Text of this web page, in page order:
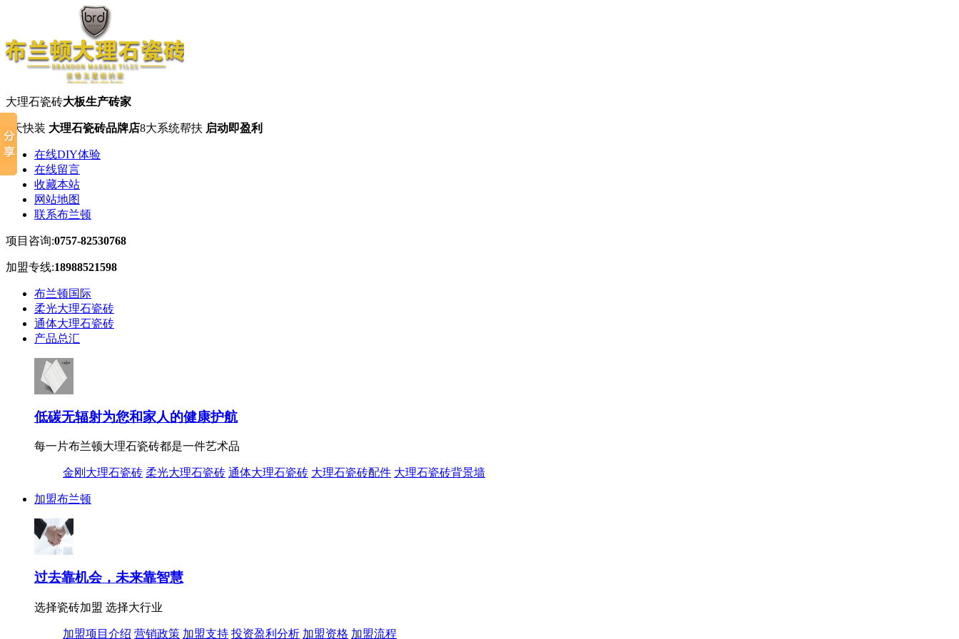
大理石瓷砖大板生产砖家
7天快装 大理石瓷砖品牌店8大系统帮扶 启动即盈利
在线DIY体验
在线留言
收藏本站
网站地图
联系布兰顿
项目咨询:0757-82530768
加盟专线:18988521598
布兰顿国际
柔光大理石瓷砖
通体大理石瓷砖
产品总汇
低碳无辐射为您和家人的健康护航
每一片布兰顿大理石瓷砖都是一件艺术品
金刚大理石瓷砖 柔光大理石瓷砖 通体大理石瓷砖 大理石瓷砖配件 大理石瓷砖背景墙
加盟布兰顿
过去靠机会，未来靠智慧
选择瓷砖加盟 选择大行业
加盟项目介绍 营销政策 加盟支持 投资盈利分析 加盟资格 加盟流程